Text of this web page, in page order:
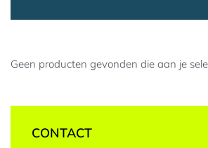
Geen producten gevonden die aan je
CONTACT